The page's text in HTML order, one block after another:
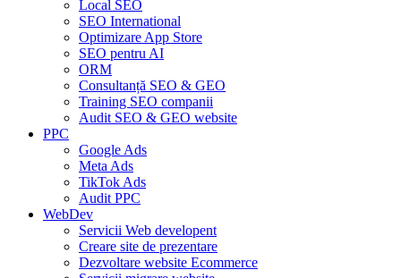
Local SEO
SEO International
Optimizare App Store
SEO pentru AI
ORM
Consultanță SEO & GEO
Training SEO companii
Audit SEO & GEO website
PPC
Google Ads
Meta Ads
TikTok Ads
Audit PPC
WebDev
Servicii Web developent
Creare site de prezentare
Dezvoltare website Ecommerce